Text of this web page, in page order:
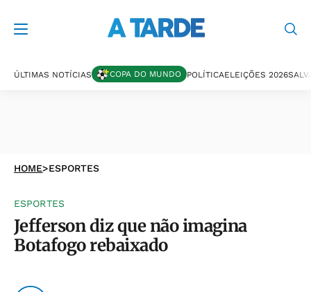
ÚLTIMAS NOTÍCIAS COPA DO MUNDO POLÍTICAELEIÇÕES 2026
HOME>ESPORTES
ESPORTES
Jefferson diz que não imagina
Botafogo rebaixado